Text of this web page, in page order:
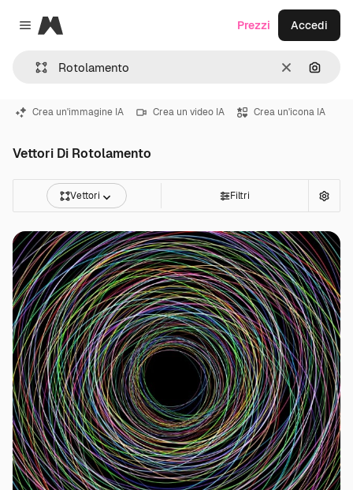
Close menu
Magnific
CancellaCerca
Prezzi Accedi
Crea un'immagine IA Crea un video IA Crea un'icona IA
Vettori Di Rotolamento
Vettori Filtri